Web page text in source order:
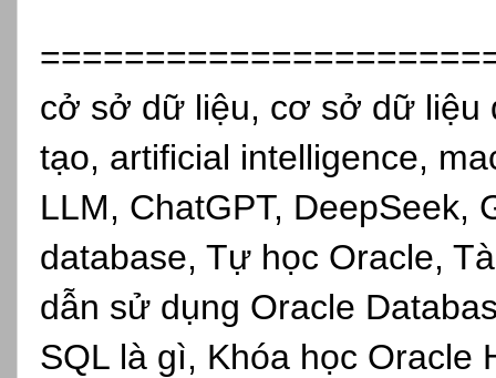
cở sở dữ liệu, cơ sở dữ liệu
tạo, artificial intelligence,
LLM, ChatGPT, DeepSeek,
database, Tự học Oracle,
dẫn sử dụng Oracle
SQL là gì, Khóa học Oracle